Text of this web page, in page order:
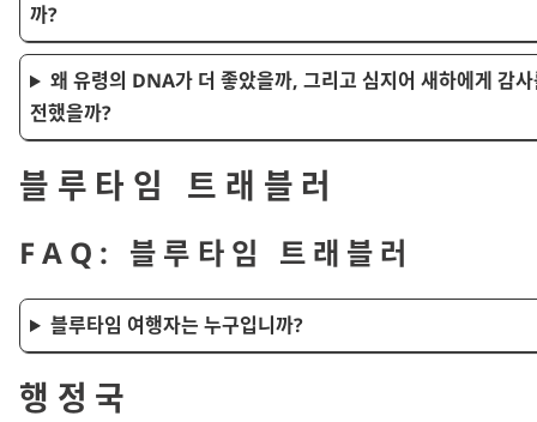
까?
왜 유령의 DNA가 더 좋았을까, 그리고 심지어 새하에게 감
전했을까?
블루타임 트래블러
FAQ: 블루타임 트래블러
블루타임 여행자는 누구입니까?
행정국